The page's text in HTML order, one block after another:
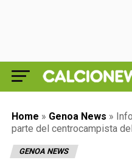
Home » Genoa News »
parte del centrocampista
GENOA NEWS